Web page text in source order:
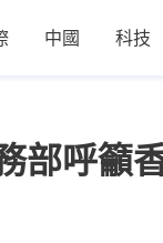
中國 科技
部呼籲